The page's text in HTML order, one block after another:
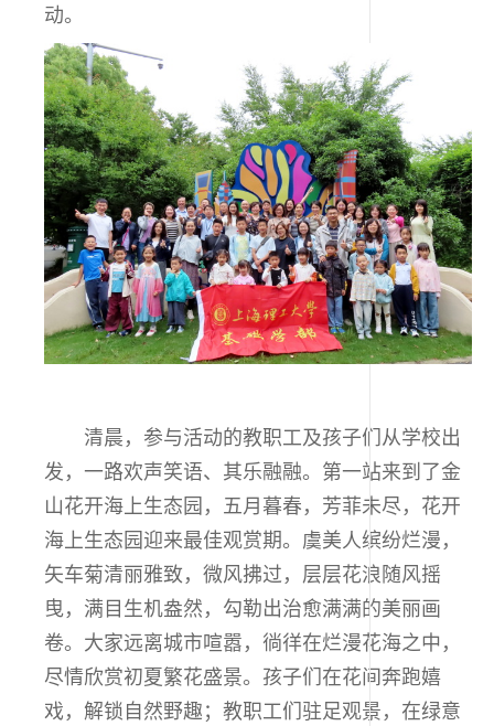
动。
清晨，参与活动的教职工及孩子们从学校出
发，一路欢声笑语、其乐融融。第一站来到了金
山花开海上生态园，五月暮春，芳菲未尽，花开
海上生态园迎来最佳观赏期。虞美人缤纷烂漫，
矢车菊清丽雅致，微风拂过，层层花浪随风摇
曳，满目生机盎然，勾勒出治愈满满的美丽画
卷。大家远离城市喧嚣，徜徉在烂漫花海之中，
尽情欣赏初夏繁花盛景。孩子们在花间奔跑嬉
戏，解锁自然野趣；教职工们驻足观景，在绿意